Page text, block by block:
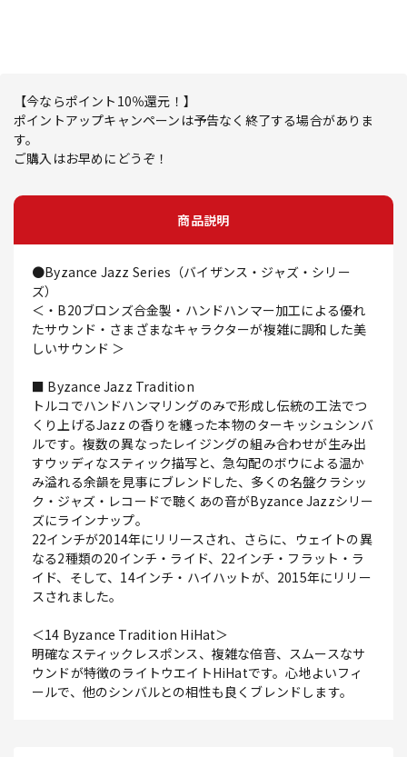
【今ならポイント10％還元！】
ポイントアップキャンペーンは予告なく終了する場合がありま
す。
ご購入はお早めにどうぞ！
商品説明
●Byzance Jazz Series（バイザンス・ジャズ・シリー
ズ）
＜・B20ブロンズ合金製・ハンドハンマー加工による優れ
たサウンド・さまざまなキャラクターが複雑に調和した美
しいサウンド ＞
■ Byzance Jazz Tradition
トルコでハンドハンマリングのみで形成し伝統の工法でつ
くり上げるJazz の香りを纏った本物のターキッシュシンバ
ルです。複数の異なったレイジングの組み合わせが生み出
すウッディなスティック描写と、急勾配のボウによる温か
み溢れる余韻を見事にブレンドした、多くの名盤クラシッ
ク・ジャズ・レコードで聴くあの音がByzance Jazzシリー
ズにラインナップ。
22インチが2014年にリリースされ、さらに、ウェイトの異
なる2種類の20インチ・ライド、22インチ・フラット・ラ
イド、そして、14インチ・ハイハットが、2015年にリリー
スされました。
＜14 Byzance Tradition HiHat＞
明確なスティックレスポンス、複雑な倍音、スムースなサ
ウンドが特徴のライトウエイトHiHatです。心地よいフィ
ールで、他のシンバルとの相性も良くブレンドします。